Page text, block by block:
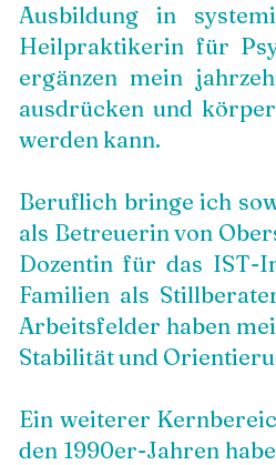
Ausbildung in
Heilpraktikerin für
ergänzen mein
ausdrücken und
werden kann.
Beruflich bringe ich
als Betreuerin von
Dozentin für das IST-
Familien als
Arbeitsfelder haben
Stabilität und
Ein weiterer
den 1990er-Jahren